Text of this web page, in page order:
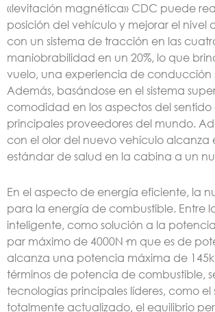
«levitación magnética» CDC puede
posición del vehículo y mejorar el
con un sistema de tracción en las
maniobrabilidad en un 20%, lo que
vuelo, una experiencia de
Además, basándose en el sistema
comodidad en los aspectos del
principales proveedores del mundo.
con el olor del nuevo vehículo alcanza
estándar de salud en la cabina a un
En el aspecto de energía eficiente, la
para la energía de combustible. Entre
inteligente, como solución a la
par máximo de 4000N·m que es de
alcanza una potencia máxima de
términos de potencia de combustible,
tecnologías principales líderes, como
totalmente actualizado, el equilibrio